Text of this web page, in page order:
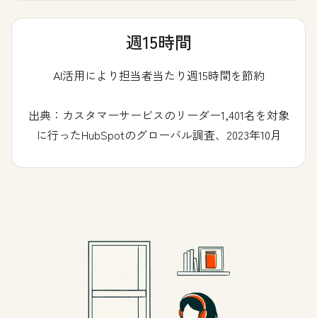
週15時間
AI活用により担当者当たり週15時間を節約
出典：カスタマーサービスのリーダー1,401名を対象
に行ったHubSpotのグローバル調査、2023年10月